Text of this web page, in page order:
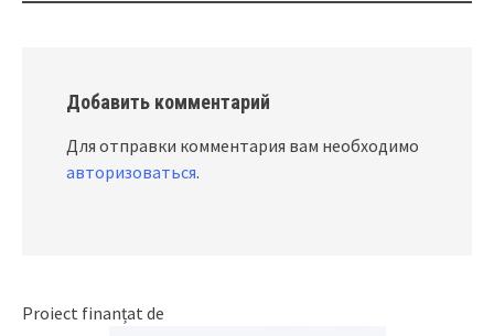
Добавить комментарий
Для отправки комментария вам необходимо
авторизоваться.
Proiect finanțat de